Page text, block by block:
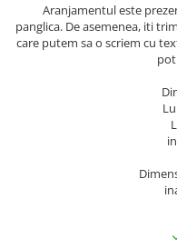
Aranjamentul este
panglica. De asemenea, iti
care putem sa o scriem cu